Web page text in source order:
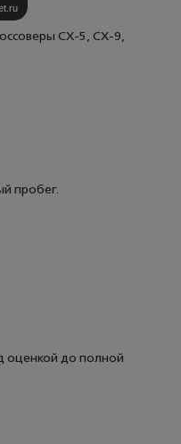
CX-5, CX-9,
пробег.
оценкой до полной